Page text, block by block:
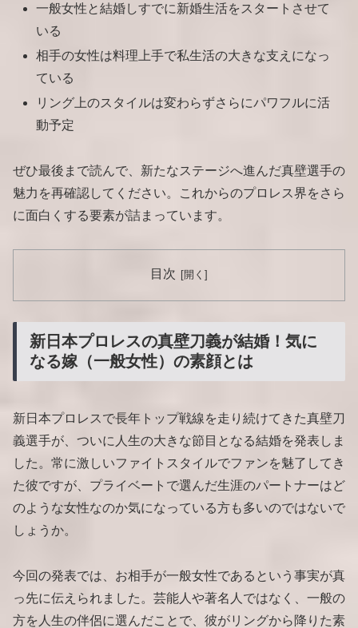
一般女性と結婚しすでに新婚生活をスタートさせて
いる
相手の女性は料理上手で私生活の大きな支えになっ
ている
リング上のスタイルは変わらずさらにパワフルに活
動予定
ぜひ最後まで読んで、新たなステージへ進んだ真壁選手の
魅力を再確認してください。これからのプロレス界をさら
に面白くする要素が詰まっています。
目次
新日本プロレスの真壁刀義が結婚！気に
なる嫁（一般女性）の素顔とは
新日本プロレスで長年トップ戦線を走り続けてきた真壁刀
義選手が、ついに人生の大きな節目となる結婚を発表しま
した。常に激しいファイトスタイルでファンを魅了してき
た彼ですが、プライベートで選んだ生涯のパートナーはど
のような女性なのか気になっている方も多いのではないで
しょうか。
今回の発表では、お相手が一般女性であるという事実が真
っ先に伝えられました。芸能人や著名人ではなく、一般の
方を人生の伴侶に選んだことで、彼がリングから降りた素